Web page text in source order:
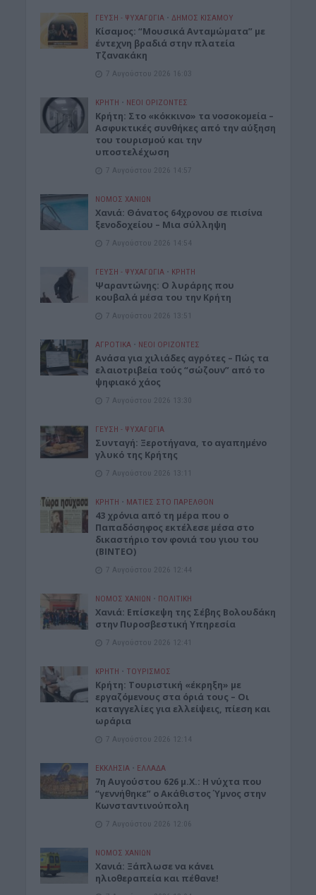
ΓΕΎΣΗ - ΨΥΧΑΓΩΓΊΑ • ΔΉΜΟΣ ΚΙΣΆΜΟΥ
Κίσαμος: “Μουσικά Ανταμώματα” με
έντεχνη βραδιά στην πλατεία
Τζανακάκη
7 Αυγούστου 2026 16:03
ΚΡΗΤΗ • ΝΕΟΙ ΟΡΙΖΟΝΤΕΣ
Κρήτη: Στο «κόκκινο» τα νοσοκομεία –
Ασφυκτικές συνθήκες από την αύξηση
του τουρισμού και την
υποστελέχωση
7 Αυγούστου 2026 14:57
ΝΟΜΌΣ ΧΑΝΊΩΝ
Χανιά: Θάνατος 64χρονου σε πισίνα
ξενοδοχείου – Μια σύλληψη
7 Αυγούστου 2026 14:54
ΓΕΎΣΗ - ΨΥΧΑΓΩΓΊΑ • ΚΡΗΤΗ
Ψαραντώνης: Ο λυράρης που
κουβαλά μέσα του την Κρήτη
7 Αυγούστου 2026 13:51
ΑΓΡΟΤΙΚΑ • ΝΕΟΙ ΟΡΙΖΟΝΤΕΣ
Ανάσα για χιλιάδες αγρότες – Πώς τα
ελαιοτριβεία τούς “σώζουν” από το
ψηφιακό χάος
7 Αυγούστου 2026 13:30
ΓΕΎΣΗ - ΨΥΧΑΓΩΓΊΑ
Συνταγή: Ξεροτήγανα, το αγαπημένο
γλυκό της Κρήτης
7 Αυγούστου 2026 13:11
ΚΡΗΤΗ • ΜΑΤΙΕΣ ΣΤΟ ΠΑΡΕΛΘΟΝ
43 χρόνια από τη μέρα που ο
Παπαδόσηφος εκτέλεσε μέσα στο
δικαστήριο τον φονιά του γιου του
(ΒΙΝΤΕΟ)
7 Αυγούστου 2026 12:44
ΝΟΜΌΣ ΧΑΝΊΩΝ • ΠΟΛΙΤΙΚΗ
Xανιά: Επίσκεψη της Σέβης Βολουδάκη
στην Πυροσβεστική Υπηρεσία
7 Αυγούστου 2026 12:41
ΚΡΗΤΗ • ΤΟΥΡΙΣΜΟΣ
Κρήτη: Τουριστική «έκρηξη» με
εργαζόμενους στα όριά τους – Οι
καταγγελίες για ελλείψεις, πίεση και
ωράρια
7 Αυγούστου 2026 12:14
ΕΚΚΛΗΣΙΑ • ΕΛΛΑΔΑ
7η Αυγούστου 626 μ.Χ.: Η νύχτα που
“γεννήθηκε” ο Ακάθιστος Ύμνος στην
Κωνσταντινούπολη
7 Αυγούστου 2026 12:06
ΝΟΜΌΣ ΧΑΝΊΩΝ
Χανιά: Ξάπλωσε να κάνει
ηλιοθεραπεία και πέθανε!